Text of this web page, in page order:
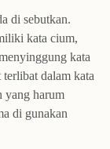
di sebutkan.
kata cium,
kata
dalam kata
yang harum
di gunakan